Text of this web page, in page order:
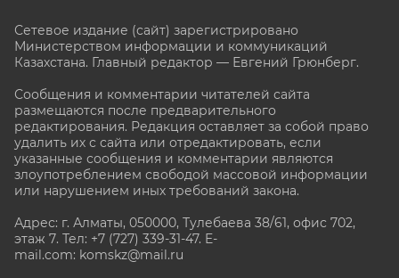
Сетевое издание (сайт) зарегистрировано
Министерством информации и коммуникаций
Казахстана. Главный редактор — Евгений Грюнберг.
Сообщения и комментарии читателей сайта
размещаются после предварительного
редактирования. Редакция оставляет за собой право
удалить их с сайта или отредактировать, если
указанные сообщения и комментарии являются
злоупотреблением свободой массовой информации
или нарушением иных требований закона.
Адрес: г. Алматы, 050000, Тулебаева 38/61, офис 702,
этаж 7. Тел: +7 (727) 339-31-47. E-
mail.com: komskz@mail.ru